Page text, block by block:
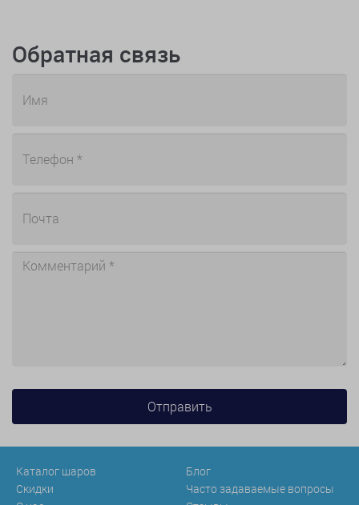
Обратная связь
Каталог шаров
Скидки
Блог
Часто задаваемые вопросы